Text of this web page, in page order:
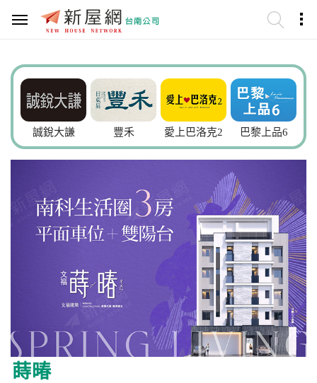
豐禾 愛上巴洛克2 巴黎上品6 小時光9
蒔暙